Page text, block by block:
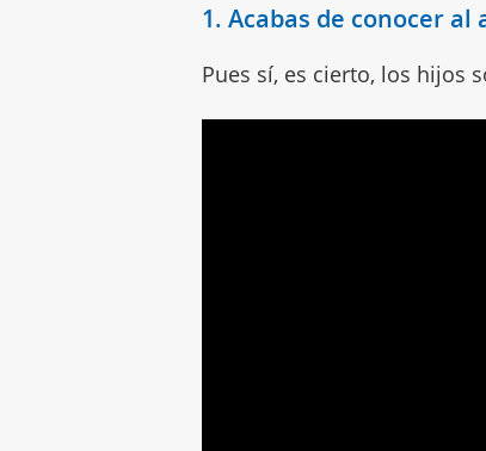
1. Acabas de conocer al
Pues sí, es cierto, los hijos